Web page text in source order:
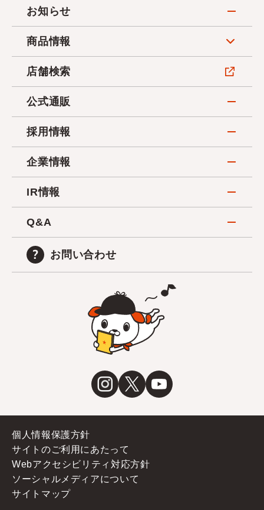
お知らせ
商品情報
店舗検索
公式通販
採用情報
企業情報
IR情報
Q&A
お問い合わせ
個人情報保護方針
サイトのご利用にあたって
Webアクセシビリティ対応方針
ソーシャルメディアについて
サイトマップ